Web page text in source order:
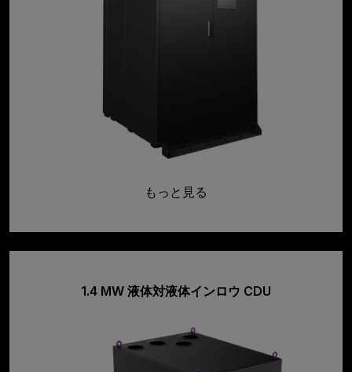
もっと見る
1.4 MW 液体対液体インロウ CDU